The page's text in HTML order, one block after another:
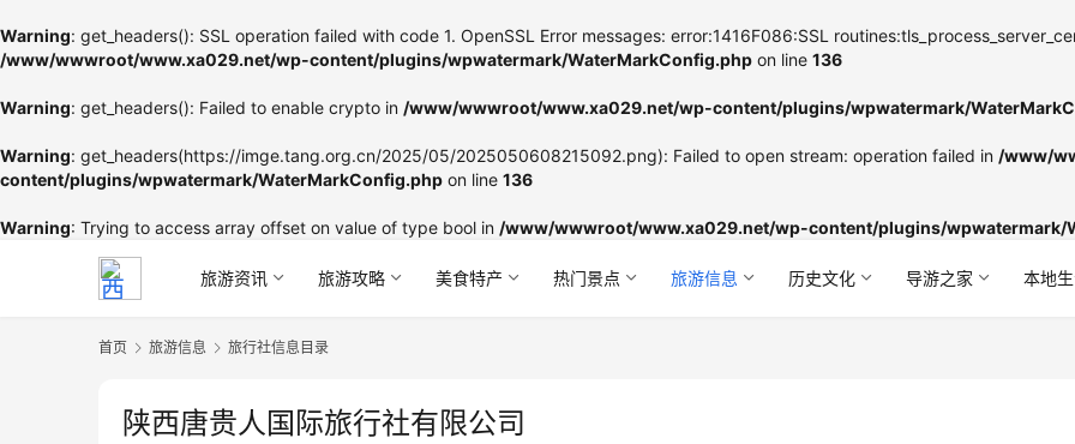
Warning: get_headers(): SSL operation failed with code 1. OpenSSL Error messages: error:1416F086:SSL
/www/wwwroot/www.xa029.net/wp-content/plugins/wpwatermark/WaterMarkConfig.php on line 136
Warning: get_headers(): Failed to enable crypto in /www/wwwroot/www.xa029.net/wp-content/plugins/wpwatermark/
Warning: get_headers(https://imge.tang.org.cn/2025/05/2025050608215092.png): Failed to open stream: operation failed in /www/
content/plugins/wpwatermark/WaterMarkConfig.php on line 136
Warning: Trying to access array offset on value of type bool in /www/wwwroot/www.xa029.net/wp-content/plugins/wpwatermark/
旅游资讯 旅游攻略 美食特产 热门景点 旅游信息 历史文化 导游之家 本地
首页 旅游信息 旅行社信息目录
陕西唐贵人国际旅行社有限公司